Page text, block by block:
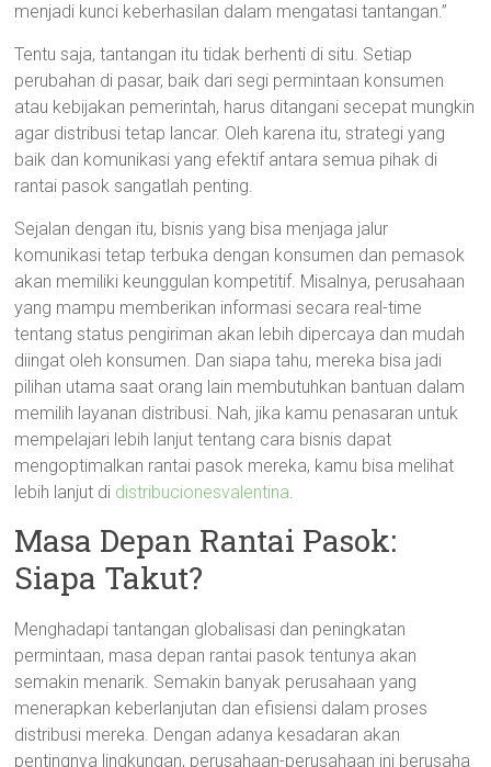
menjadi kunci keberhasilan dalam mengatasi tantangan.”
Tentu saja, tantangan itu tidak berhenti di situ. Setiap
perubahan di pasar, baik dari segi permintaan konsumen
atau kebijakan pemerintah, harus ditangani secepat mungkin
agar distribusi tetap lancar. Oleh karena itu, strategi yang
baik dan komunikasi yang efektif antara semua pihak di
rantai pasok sangatlah penting.
Sejalan dengan itu, bisnis yang bisa menjaga jalur
komunikasi tetap terbuka dengan konsumen dan pemasok
akan memiliki keunggulan kompetitif. Misalnya, perusahaan
yang mampu memberikan informasi secara real-time
tentang status pengiriman akan lebih dipercaya dan mudah
diingat oleh konsumen. Dan siapa tahu, mereka bisa jadi
pilihan utama saat orang lain membutuhkan bantuan dalam
memilih layanan distribusi. Nah, jika kamu penasaran untuk
mempelajari lebih lanjut tentang cara bisnis dapat
mengoptimalkan rantai pasok mereka, kamu bisa melihat
lebih lanjut di distribucionesvalentina.
Masa Depan Rantai Pasok:
Siapa Takut?
Menghadapi tantangan globalisasi dan peningkatan
permintaan, masa depan rantai pasok tentunya akan
semakin menarik. Semakin banyak perusahaan yang
menerapkan keberlanjutan dan efisiensi dalam proses
distribusi mereka. Dengan adanya kesadaran akan
pentingnya lingkungan, perusahaan-perusahaan ini berusaha